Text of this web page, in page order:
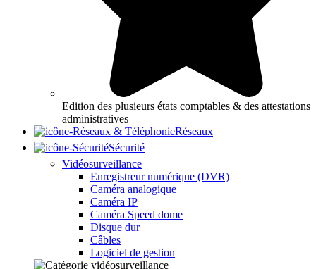
Edition des plusieurs états comptables & des attestations
administratives
Réseaux
Sécurité
Vidéosurveillance
Enregistreur numérique (DVR)
Caméra analogique
Caméra IP
Caméra Speed dome
Disque dur
Câbles
Logiciel de gestion